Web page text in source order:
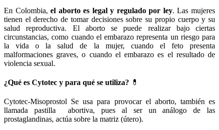
En Colombia,el aborto es legal y regulado por ley. Las mujeres
tienen el derecho de tomar decisiones sobre su propio cuerpo y su
salud reproductiva. El aborto se puede realizar bajo ciertas
circunstancias, como cuando el embarazo representa un riesgo para
la vida o la salud de la mujer, cuando el feto presenta
malformaciones graves, o cuando el embarazo es el resultado de
violencia sexual.
¿Qué es Cytotec y para qué se utiliza? 💊
Cytotec-Misoprostol Se usa para provocar el aborto, también es
llamada pastilla abortiva, pues al ser un análogo de las
prostaglandinas, actúa sobre la matriz (útero).